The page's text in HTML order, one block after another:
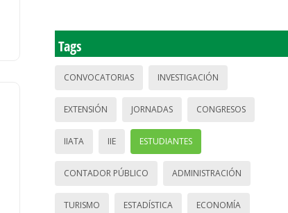
Tags
CONVOCATORIAS INVESTIGACIÓN
EXTENSIÓN JORNADAS CONGRESOS
IIATA IIE ESTUDIANTES
CONTADOR PÚBLICO ADMINISTRACIÓN
TURISMO ESTADÍSTICA ECONOMÍA